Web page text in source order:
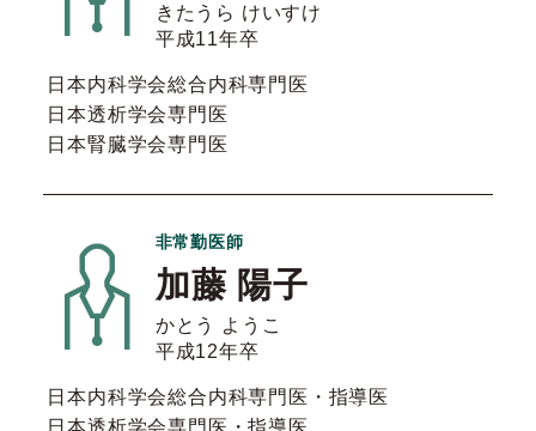
きたうら けいすけ
平成11年卒
日本内科学会総合内科専門医
日本透析学会専門医
日本腎臓学会専門医
非常勤医師
加藤 陽子
かとう ようこ
平成12年卒
日本内科学会総合内科専門医・指導医
日本透析学会専門医・指導医